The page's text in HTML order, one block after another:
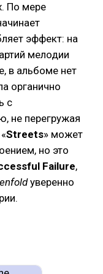
По мере
эффект: на
мелодии
в альбоме нет
органично
с
не перегружая
Streets» может
но это
Failure,
уверенно